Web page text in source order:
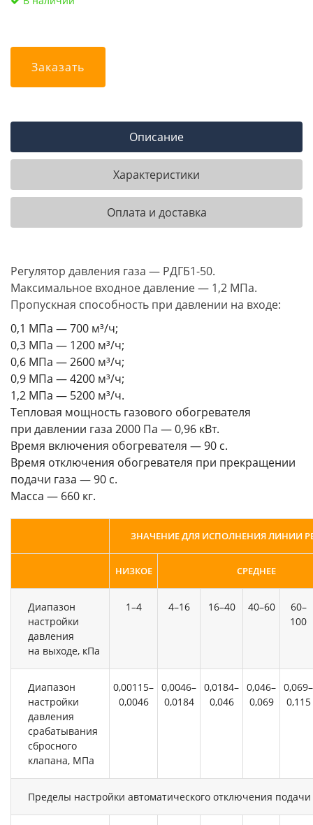
Заказать
Описание
Характеристики
Оплата и доставка
Регулятор давления газа — РДГБ1-50.
Максимальное входное давление — 1,2 МПа.
Пропускная способность при давлении на входе:
0,1 МПа — 700 м³/ч;
0,3 МПа — 1200 м³/ч;
0,6 МПа — 2600 м³/ч;
0,9 МПа — 4200 м³/ч;
1,2 МПа — 5200 м³/ч.
Тепловая мощность газового обогревателя
при давлении газа 2000 Па — 0,96 кВт.
Время включения обогревателя — 90 с.
Время отключения обогревателя при прекращении
подачи газа — 90 с.
Масса — 660 кг.
ЗНАЧЕНИЕ ДЛЯ ИСПОЛНЕНИЯ ЛИНИИ
НИЗКОЕ СРЕДНЕЕ
Диапазон
настройки
давления
на выходе, кПа
1–4 4–16 16–40 40–60
60–
100
Диапазон
настройки
давления
срабатывания
сбросного
клапана, МПа
0,00115–
0,0046
0,0046–
0,0184
0,0184–
0,046
0,046–
0,069
0,069–
0,115
Пределы настройки автоматического отключения